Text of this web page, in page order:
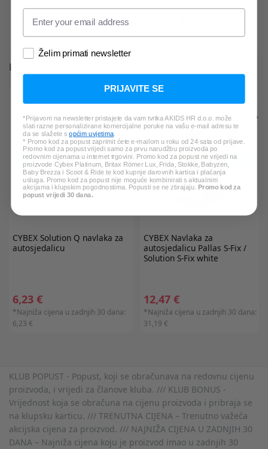
749,99 €
PROVJERITE I DRUGE PROIZVODE:
CYBEXSolution Q navlaka za
autosjedalicu
6,23 €
*Najniža cijena u zadnjih 30 dana:
6,23 €
CYBEXNavlaka za
autosjedalicu Pallas S-Fix /
Solution S-Fix white
12,47 €
*Najniža cijena u zadnjih 30 dana:
31,19 €
KLUB POPUST - Popust, koji se obračunava na redovnu cijenu
proizvoda, i vrijedi za članove kluba. /// KLUB BONUS -
Vrijednost koja se obračuna na cijenu proizvoda i pribraja se
na klupsku karticu. /// TRENUTNA CIJENA – Trenutno važeća
akcijska cijena za proizvod. /// NAJNIŽA CIJENA U ZADNJIH 30
DANA – Najniža cijena koju je proizvod imao u zadnjih 30
Želim primati newsletter
PRIJAVITE SE
*Prijavom na newsletter pristajete da vam tvrtka AKIDS HR d.o.o. može
slati razne personalizirane komercijalne poruke na vašu e-mail adresu te
da se slažete sopćim uvjetima.
* Promo kod za popust zaprimit ćete e-mailom u roku od 24 sata od prijave.
Promo kod za popust vrijedi samo za prvu narudžbu proizvoda po
redovnim cijenama u internet trgovini. Promo kod za popust ne vrijedi na
proizvode Cybex Platinum, Britax Römer Lux, Frida, Stokke, Babyzen,
Baby Brezza i Scoot & Ride te kod kupnje darovnih kartica i plaćanja
usluga. Promo kod za popust nije moguće kombinirati s aktualnim
akcijama i klupskim pogodnostima. Popusti se ne zbrajaju. Promo kod za
popust vrijedi 30 dana.